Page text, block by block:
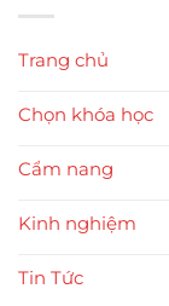
Trang chủ
Chọn khóa học
Cẩm nang
Kinh nghiệm
Tin Tức